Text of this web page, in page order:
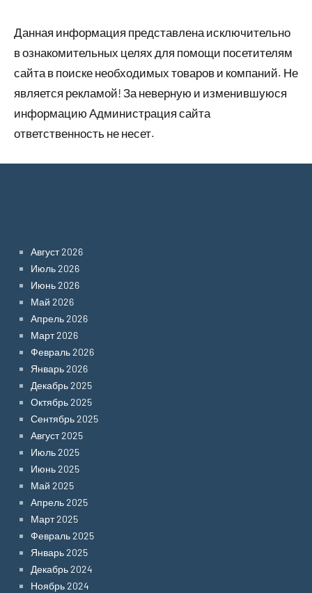
Данная информация представлена исключительно
в ознакомительных целях для помощи посетителям
сайта в поиске необходимых товаров и компаний. Не
является рекламой! За неверную и изменившуюся
информацию Администрация сайта
ответственность не несет.
Август 2026
Июль 2026
Июнь 2026
Май 2026
Апрель 2026
Март 2026
Февраль 2026
Январь 2026
Декабрь 2025
Октябрь 2025
Сентябрь 2025
Август 2025
Июль 2025
Июнь 2025
Май 2025
Апрель 2025
Март 2025
Февраль 2025
Январь 2025
Декабрь 2024
Ноябрь 2024